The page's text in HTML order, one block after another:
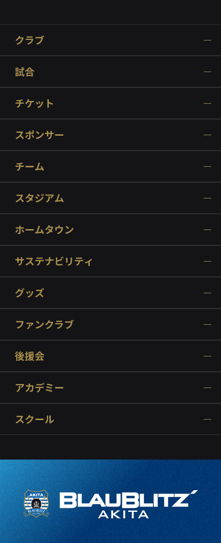
クラブ
試合
チケット
スポンサー
チーム
スタジアム
ホームタウン
サステナビリティ
グッズ
ファンクラブ
後援会
アカデミー
スクール